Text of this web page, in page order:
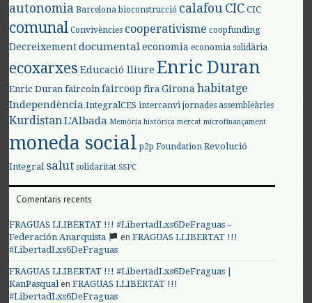
autonomia Barcelona bioconstrucció calafouCIC CIC
comunal Convivències cooperativisme coopfunding
Decreixement documental economia economia solidària
ecoxarxes Educació lliure Enric Duran
Enric Duran faircoin faircoop fira Girona habitatge
Independència IntegralCES intercanvi jornades assembleàries
KurdistanL'Albada Memòria històrica mercat microfinançament
moneda social p2p Foundation Revolució
Integral salut solidaritat SSPC
Comentaris recents
FRAGUAS LLIBERTAT !!! #LibertadLxs6DeFraguas –
Federación Anarquista
enFRAGUAS LLIBERTAT !!!
#LibertadLxs6DeFraguas
FRAGUAS LLIBERTAT !!! #LibertadLxs6DeFraguas |
KanPasqualenFRAGUAS LLIBERTAT !!!
#LibertadLxs6DeFraguas